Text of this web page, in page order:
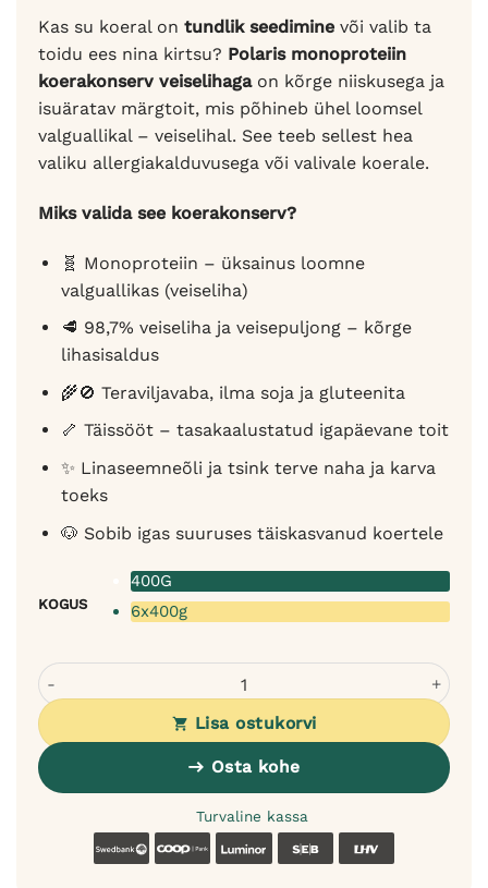
Kas su koeral on tundlik seedimine või valib ta
toidu ees nina kirtsu? Polaris monoproteiin
koerakonserv veiselihagaon kõrge niiskusega ja
isuäratav märgtoit, mis põhineb ühel loomsel
valguallikal – veiselihal. See teeb sellest hea
valiku allergiakalduvusega või valivale koerale.
Miks valida see koerakonserv?
🧬 Monoproteiin – üksainus loomne
valguallikas (veiseliha)
🥩 98,7% veiseliha ja veisepuljong – kõrge
lihasisaldus
🌾🚫 Teraviljavaba, ilma soja ja gluteenita
🦴 Täissööt – tasakaalustatud igapäevane toit
✨ Linaseemneõli ja tsink terve naha ja karva
toeks
🐶 Sobib igas suuruses täiskasvanud koertele
KOGUS
400G
6x400g
Polaris monoproteiin koerakonserv veiselihaga -
Lisa ostukorvi
Osta kohe
Turvaline kassa
SwedbankCoop Luminor SEB